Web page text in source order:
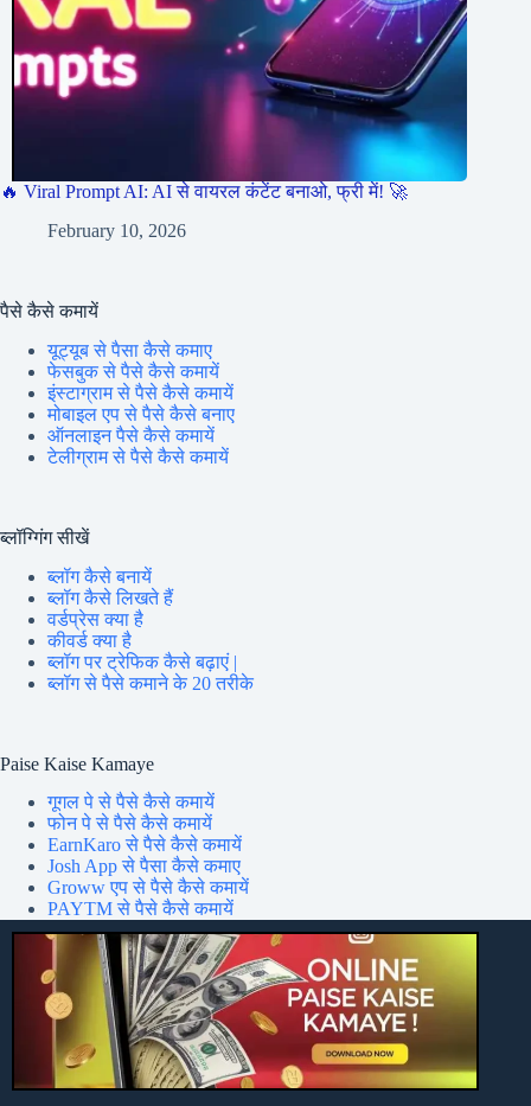
🔥 Viral Prompt AI: AI से वायरल कंटेंट बनाओ, फ्री में! 🚀
February 10, 2026
पैसे कैसे कमायें
यूट्यूब से पैसा कैसे कमाए
फेसबुक से पैसे कैसे कमायें
इंस्टाग्राम से पैसे कैसे कमायें
मोबाइल एप से पैसे कैसे बनाए
ऑनलाइन पैसे कैसे कमायें
टेलीग्राम से पैसे कैसे कमायें
ब्लॉग्गिंग सीखें
ब्लॉग कैसे बनायें
ब्लॉग कैसे लिखते हैं
वर्डप्रेस क्या है
कीवर्ड क्या है
ब्लॉग पर ट्रेफिक कैसे बढ़ाएं |
ब्लॉग से पैसे कमाने के 20 तरीके
Paise Kaise Kamaye
गूगल पे से पैसे कैसे कमायें
फोन पे से पैसे कैसे कमायें
EarnKaro से पैसे कैसे कमायें
Josh App से पैसा कैसे कमाए
Groww एप से पैसे कैसे कमायें
PAYTM से पैसे कैसे कमायें